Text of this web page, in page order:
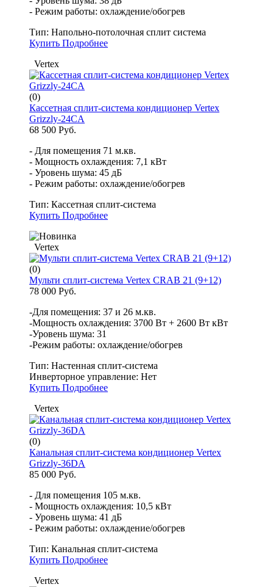
- Режим работы: охлаждение/обогрев
Тип: Напольно-потолочная сплит система
Купить Подробнее
Vertex
(0)
Кассетная сплит-система кондиционер Vertex
Grizzly-24CA
68 500 Руб.
- Для помещения 71 м.кв.
- Мощность охлаждения: 7,1 кВт
- Уровень шума: 45 дБ
- Режим работы: охлаждение/обогрев
Тип: Кассетная сплит-система
Купить Подробнее
Vertex
(0)
Мульти сплит-система Vertex CRAB 21 (9+12)
78 000 Руб.
-Для помещения: 37 и 26 м.кв.
-Мощность охлаждения: 3700 Вт + 2600 Вт кВт
-Уровень шума: 31
-Режим работы: охлаждение/обогрев
Тип: Настенная сплит-система
Инверторное управление: Нет
Купить Подробнее
Vertex
(0)
Канальная сплит-система кондиционер Vertex
Grizzly-36DA
85 000 Руб.
- Для помещения 105 м.кв.
- Мощность охлаждения: 10,5 кВт
- Уровень шума: 41 дБ
- Режим работы: охлаждение/обогрев
Тип: Канальная сплит-система
Купить Подробнее
Vertex